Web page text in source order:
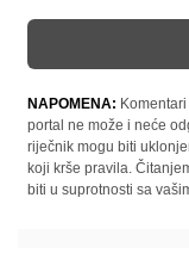
NAPOMENA:
portal ne može i neće
riječnik mogu biti
koji krše pravila.
biti u suprotnosti sa